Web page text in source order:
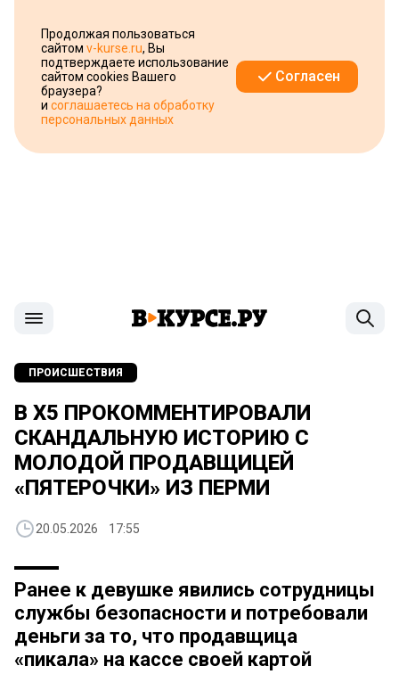
Продолжая пользоваться
сайтом v-kurse.ru, Вы
подтверждаете использование
сайтом cookies Вашего
браузера?
и соглашаетесь на обработку
персональных данных
Согласен
ПРОИСШЕСТВИЯ
В X5 ПРОКОММЕНТИРОВАЛИ
СКАНДАЛЬНУЮ ИСТОРИЮ С
МОЛОДОЙ ПРОДАВЩИЦЕЙ
«ПЯТЕРОЧКИ» ИЗ ПЕРМИ
20.05.2026 17:55
Ранее к девушке явились сотрудницы
службы безопасности и потребовали
деньги за то, что продавщица
«пикала» на кассе своей картой